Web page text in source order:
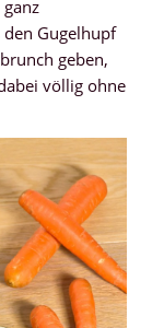
Gugelhupf
geben,
völlig ohne